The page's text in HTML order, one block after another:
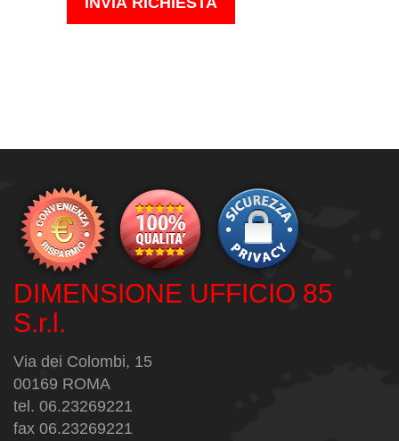
DIMENSIONE UFFICIO 85
S.r.l.
Via dei Colombi, 15
00169 ROMA
tel. 06.23269221
fax 06.23269221